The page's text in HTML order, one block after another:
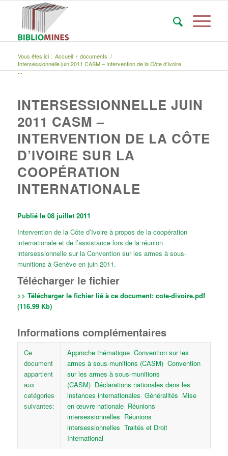
Vous êtes ici : Accueil / documents /
Intersessionnelle juin 2011 CASM – Intervention de la Côte d’Ivoire
...
INTERSESSIONNELLE JUIN
2011 CASM –
INTERVENTION DE LA CÔTE
D’IVOIRE SUR LA
COOPÉRATION
INTERNATIONALE
Publié le 08 juillet 2011
Intervention de la Côte d’Ivoire à propos de la coopération
internationale et de l’assistance lors de la réunion
intersessionnelle sur la Convention sur les armes à sous-
munitions à Genève en juin 2011.
Télécharger le fichier
>> Télécharger le fichier lié à ce document: cote-divoire.pdf
(116.99 Kb)
Informations complémentaires
Ce
document
appartient
aux
catégories
suivantes:
Approche thématique Convention sur les
armes à sous-munitions (CASM) Convention
sur les armes à sous-munitions
(CASM) Déclarations nationales dans les
instances internationales Généralités Mise
en œuvre nationale Réunions
intersessionnelles Réunions
intersessionnelles Traités et Droit
International